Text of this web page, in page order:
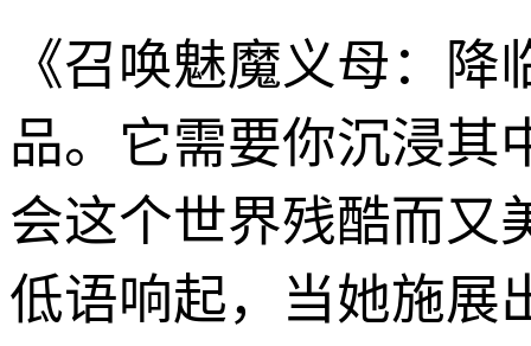
《召唤魅魔义母：
品。它需要你沉浸其
会这个世界残酷而又
低语响起，当她施展